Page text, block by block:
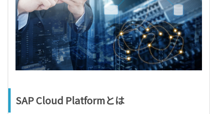
SAP Cloud Platformとは